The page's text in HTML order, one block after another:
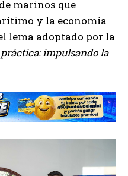
marinos que
y la economía
lema adoptado por la
práctica: impulsando la